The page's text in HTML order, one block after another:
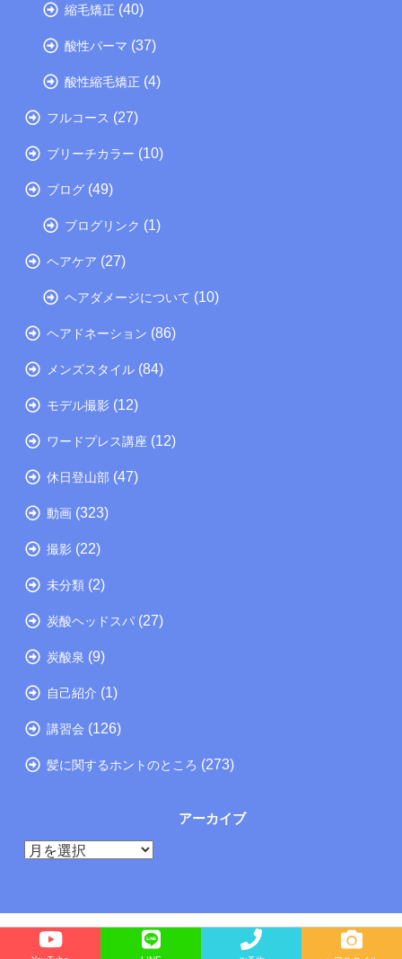
縮毛矯正 (40)
酸性パーマ (37)
酸性縮毛矯正 (4)
フルコース (27)
ブリーチカラー (10)
ブログ (49)
ブログリンク (1)
ヘアケア (27)
ヘアダメージについて (10)
ヘアドネーション (86)
メンズスタイル (84)
モデル撮影 (12)
ワードプレス講座 (12)
休日登山部 (47)
動画 (323)
撮影 (22)
未分類 (2)
炭酸ヘッドスパ (27)
炭酸泉 (9)
自己紹介 (1)
講習会 (126)
髪に関するホントのところ (273)
アーカイブ
ア
ブ
Copyright©
たつの市の美容院メーカー講師が教えるぺったんこ髪の解決方法ブログ, 2025 All